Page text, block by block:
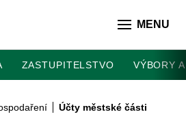
MENU
ZASTUPITELSTVO VÝBORY
Účty městské části